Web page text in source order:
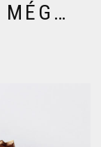
MÉG…